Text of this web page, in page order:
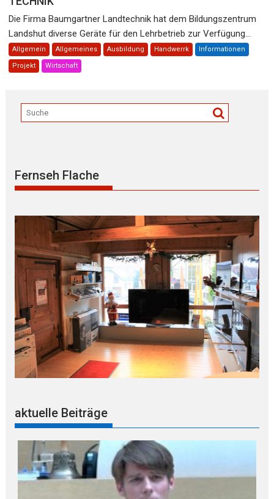
Die Firma Baumgartner Landtechnik hat dem Bildungszentrum
Landshut diverse Geräte für den Lehrbetrieb zur Verfügung...
Allgemein Allgemeines Ausbildung Handwerrk Informationen
Projekt Wirtschaft
Fernseh Flache
aktuelle Beiträge